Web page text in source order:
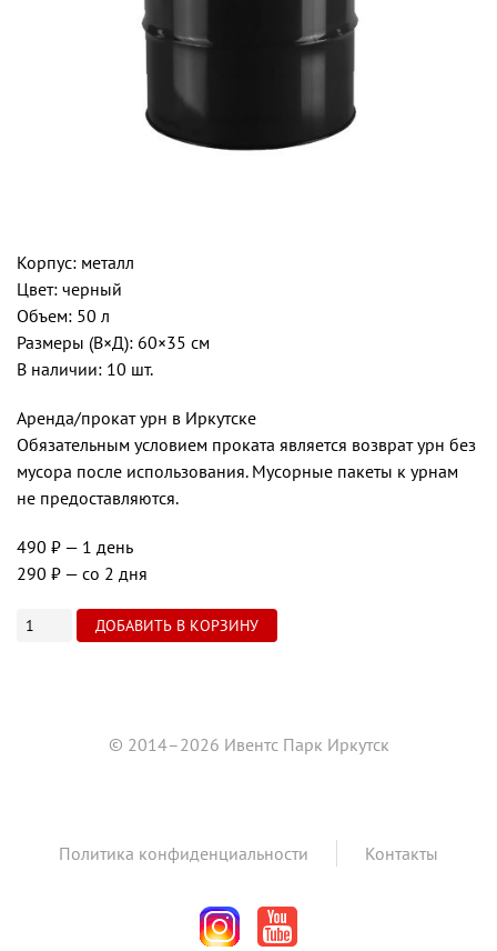
Корпус: металл
Цвет: черный
Объем: 50 л
Размеры (В×Д): 60×35 см
В наличии: 10 шт.
Аренда/прокат урн в Иркутске
Обязательным условием проката является возврат урн без
мусора после использования. Мусорные пакеты к урнам
не предоставляются.
490 ₽ — 1 день
290 ₽ — со 2 дня
© 2014–2026 Ивентс Парк Иркутск
Политика конфиденциальности Контакты